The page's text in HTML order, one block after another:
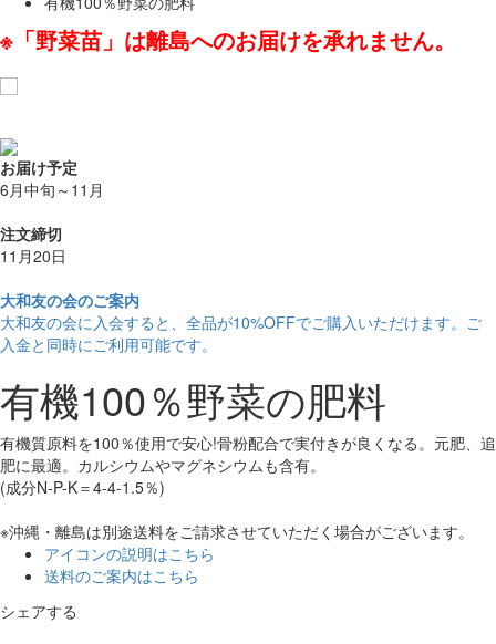
※「野菜苗」は離島へのお届けを承れません。
お届け予定
6月中旬～11月
注文締切
11月20日
大和友の会のご案内
大和友の会に入会すると、 全品が10%OFFでご購入いただけます。ご
入金と同時にご利用可能です。
有機100％野菜の肥料
有機質原料を100％使用で安心!骨粉配合で実付きが良くなる。元肥、追
肥に最適。カルシウムやマグネシウムも含有。
(成分N-P-K＝4-4-1.5％)
※沖縄・離島は別途送料をご請求させていただく場合がございます。
アイコンの説明はこちら
送料のご案内はこちら
シェアする